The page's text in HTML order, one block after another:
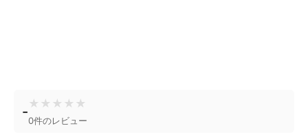
- ★ ★ ★ ★ ★
0件のレビュー